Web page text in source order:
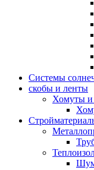
Системы
скобы и ленты
Хомуты